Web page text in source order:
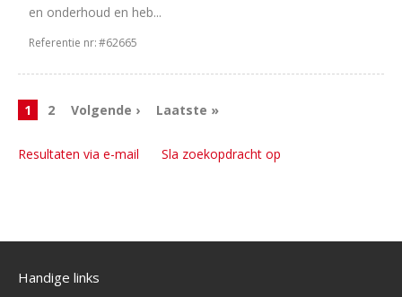
en onderhoud en heb...
Referentie nr:#62665
1 2 Volgende › Laatste »
Resultaten via e-mail Sla zoekopdracht op
Handige links